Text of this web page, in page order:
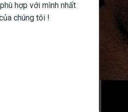
hợp với mình nhất
chúng tôi !